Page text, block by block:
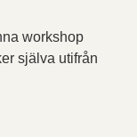
workshop
själva utifrån